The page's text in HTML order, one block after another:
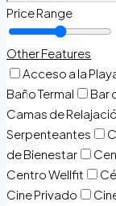
Price Range
Other Features
Acceso a la
Baño Termal
Bar
Camas de
Serpenteantes
de Bienestar
Centro Wellfit
Cine Privado